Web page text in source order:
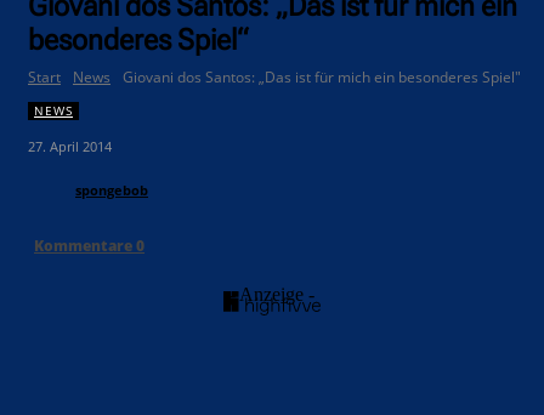
besonderes Spiel“
Start News Giovani dos Santos: „Das ist für mich ein besonderes Spiel"
NEWS
27. April 2014
spongebob
Kommentare0
- Anzeige -